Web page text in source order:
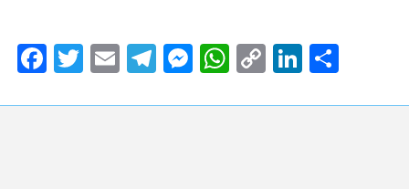
Facebook
Twitter
EmailTelegram
Messenger
WhatsApp
Copy
Link